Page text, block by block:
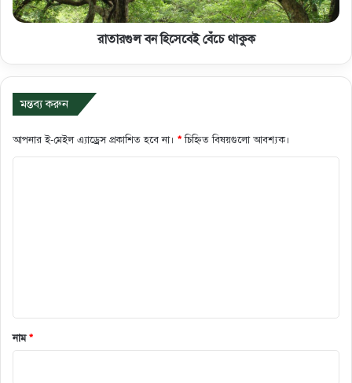
রাতারগুল বন হিসেবেই বেঁচে থাকুক
মন্তব্য করুন
আপনার ই-মেইল এ্যাড্রেস প্রকাশিত হবে না। *চিহ্নিত বিষয়গুলো আবশ্যক।
নাম*